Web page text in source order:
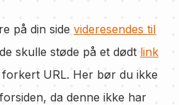
på din side videresendes til
skulle støde på et dødt link
URL. Her bør du ikke
da denne ikke har